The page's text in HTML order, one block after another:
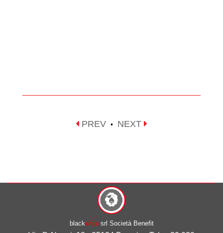
PREV • NEXT
blackshipsrl Società Benefit